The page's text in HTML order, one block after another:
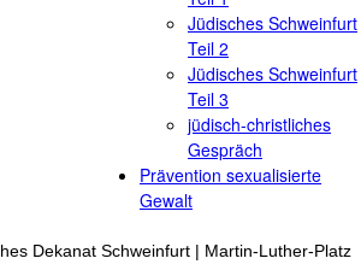
Jüdisches Schweinfurt
Teil 2
Jüdisches Schweinfurt
Teil 3
jüdisch-christliches
Gespräch
Prävention sexualisierte
Gewalt
Dekanat Schweinfurt | Martin-Luther-Platz